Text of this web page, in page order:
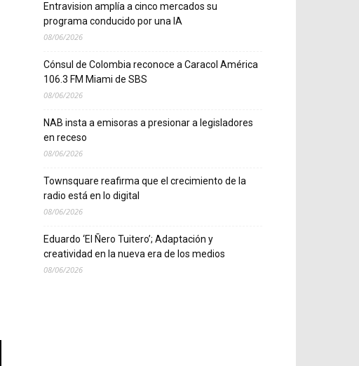
Entravision amplía a cinco mercados su
programa conducido por una IA
08/06/2026
Cónsul de Colombia reconoce a Caracol América
106.3 FM Miami de SBS
08/06/2026
NAB insta a emisoras a presionar a legisladores
en receso
08/06/2026
Townsquare reafirma que el crecimiento de la
radio está en lo digital
08/06/2026
Eduardo ‘El Ñero Tuitero’; Adaptación y
creatividad en la nueva era de los medios
08/06/2026